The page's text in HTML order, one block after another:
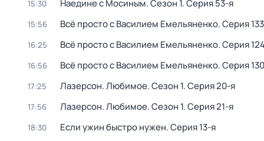
15:30 Наедине с Мосиным. Сезон 1. Серия 53-я
15:56 Всё просто с Василием Емельяненко. Серия
16:25 Всё просто с Василием Емельяненко. Серия
16:56 Всё просто с Василием Емельяненко. Серия
17:25 Лазерсон. Любимое. Сезон 1. Серия 20-я
17:56 Лазерсон. Любимое. Сезон 1. Серия 21-я
18:30 Если ужин быстро нужен. Серия 13-я